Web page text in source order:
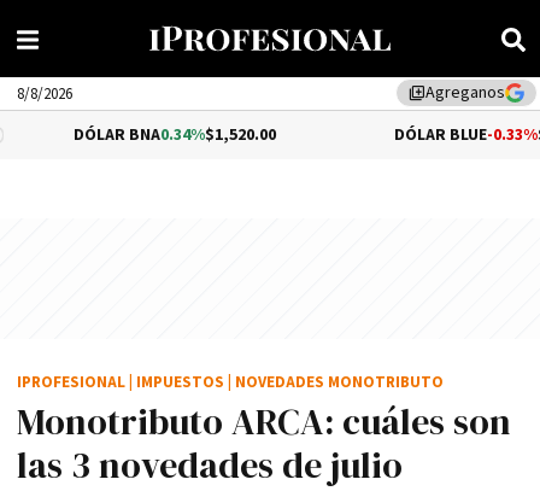
library_addAgreganos
8/8/2026
BNA 0.34%$1,520.00 -0.33%$1,540.00
Monotributo ARCA: cuáles son
las 3 novedades de julio
IPROFESIONAL IMPUESTOS NOVEDADES MONOTRIBUTO